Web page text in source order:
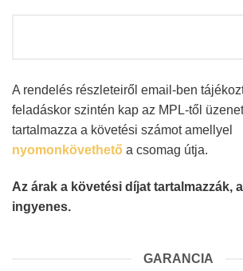
A rendelés részleteiről email-ben
feladáskor szintén kap az MPL-től
tartalmazza a követési számot amellyel
nyomonkövethető a csomag útja.
Az árak a követési díjat tartalmazzák,
ingyenes.
GARANCIA